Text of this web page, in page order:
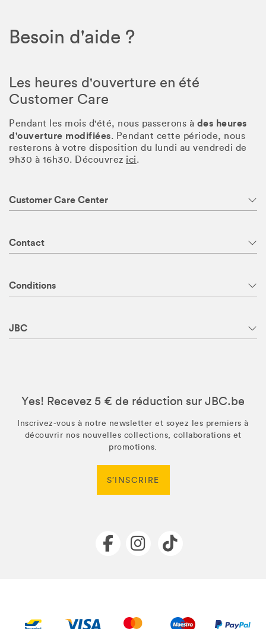
Besoin d'aide ?
Les heures d'ouverture en été
Customer Care
Pendant les mois d'été, nous passerons à des heures
d'ouverture modifiées. Pendant cette période, nous
resterons à votre disposition du lundi au vendredi de
9h30 à 16h30. Découvrez ici.
Customer Care Center
Contact
Conditions
JBC
Yes! Recevez 5 € de réduction sur JBC.be
Inscrivez-vous à notre newsletter et soyez les premiers à
découvrir nos nouvelles collections, collaborations et
promotions.
S’INSCRIRE